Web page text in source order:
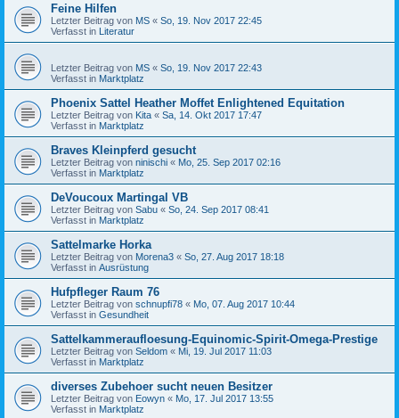
Feine Hilfen
Letzter Beitrag von MS « So, 19. Nov 2017 22:45
Verfasst in Literatur
Letzter Beitrag von MS « So, 19. Nov 2017 22:43
Verfasst in Marktplatz
Phoenix Sattel Heather Moffet Enlightened Equitation
Letzter Beitrag von Kita « Sa, 14. Okt 2017 17:47
Verfasst in Marktplatz
Braves Kleinpferd gesucht
Letzter Beitrag von ninischi « Mo, 25. Sep 2017 02:16
Verfasst in Marktplatz
DeVoucoux Martingal VB
Letzter Beitrag von Sabu « So, 24. Sep 2017 08:41
Verfasst in Marktplatz
Sattelmarke Horka
Letzter Beitrag von Morena3 « So, 27. Aug 2017 18:18
Verfasst in Ausrüstung
Hufpfleger Raum 76
Letzter Beitrag von schnupfi78 « Mo, 07. Aug 2017 10:44
Verfasst in Gesundheit
Sattelkammeraufloesung-Equinomic-Spirit-Omega-Prestige
Letzter Beitrag von Seldom « Mi, 19. Jul 2017 11:03
Verfasst in Marktplatz
diverses Zubehoer sucht neuen Besitzer
Letzter Beitrag von Eowyn « Mo, 17. Jul 2017 13:55
Verfasst in Marktplatz